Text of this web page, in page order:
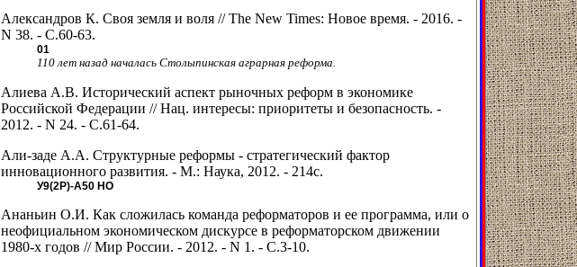
Александров К. Своя земля и воля // The New Times: Новое время. - 2016. -
N 38. - С.60-63.
01
110 лет назад началась Столыпинская аграрная реформа.
Алиева А.В. Исторический аспект рыночных реформ в экономике
Российской Федерации // Нац. интересы: приоритеты и безопасность. -
2012. - N 24. - С.61-64.
Али-заде А.А. Структурные реформы - стратегический фактор
инновационного развития. - М.: Наука, 2012. - 214с.
У9(2Р)-А50 НО
Ананьин О.И. Как сложилась команда реформаторов и ее программа, или о
неофициальном экономическом дискурсе в реформаторском движении
1980-х годов // Мир России. - 2012. - N 1. - С.3-10.